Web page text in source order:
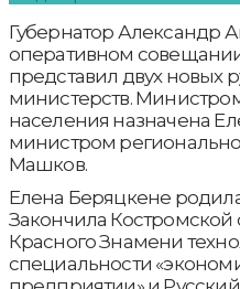
Губернатор Александр
оперативном
представил двух новых
министерств.
населения назначена
министром
Машков.
Елена Беряцкене
Закончила Костромской
Красного Знамени
специальности